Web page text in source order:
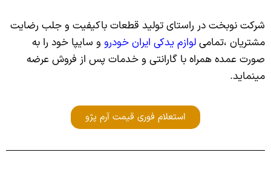
شرکت نوبخت در راستای تولید قطعات باکیفیت و جلب رضایت
مشتریان ،تمامیلوازم یدکی ایران خودرو و سایپا خود را به
صورت عمده همراه با گارانتی و خدمات پس از فروش عرضه
مینماید.
استعلام فوری قیمت آرم پژو